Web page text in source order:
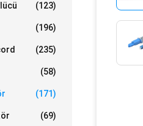
(123)
(196)
(235)
(58)
(171)
(69)